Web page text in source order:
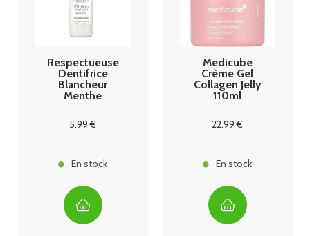
Respectueuse
Dentifrice
Blancheur
Menthe
5.99 €
En stock
Medicube
Crème Gel
Collagen Jelly
110ml
22.99 €
En stock